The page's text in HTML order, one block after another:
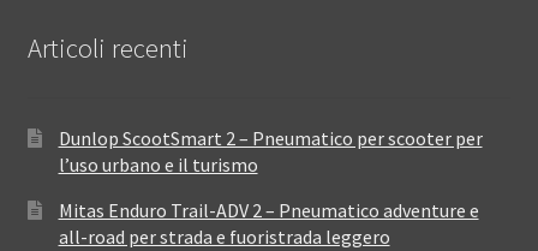
Articoli recenti
Dunlop ScootSmart 2 – Pneumatico per scooter per
l’uso urbano e il turismo
Mitas Enduro Trail-ADV 2 – Pneumatico adventure e
all-road per strada e fuoristrada leggero